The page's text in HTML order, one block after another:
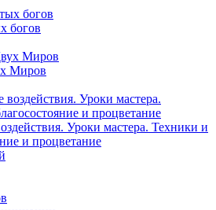
богов
Миров
Уроки мастера. Техники и
и процветание